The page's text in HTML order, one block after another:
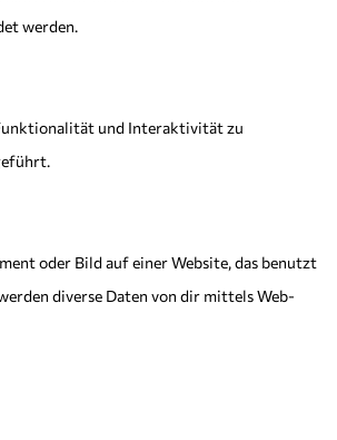
werden.
und Interaktivität zu
oder Bild auf einer Website, das benutzt
diverse Daten von dir mittels Web-